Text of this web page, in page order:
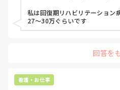
私は回復期リハビリテーション
27〜30万ぐらいです
回答を
看護・お仕事